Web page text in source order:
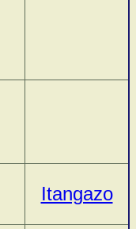
Itangazo